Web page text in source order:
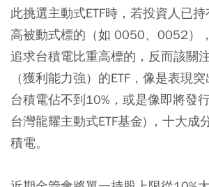
此挑選主動式ETF時，若投資人已
高被動式標的（如 0050、0052）
追求台積電比重高標的，反而該關
（獲利能力強）的ETF，像是表現
台積電佔不到10%，或是像即將發
台灣龍耀主動式ETF基金) ，十大成
積電。